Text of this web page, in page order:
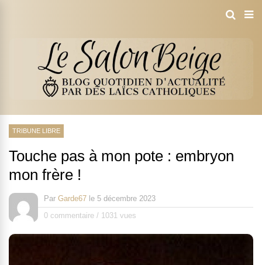
TRIBUNE LIBRE
Touche pas à mon pote : embryon
mon frère !
Par Garde67 le 5 décembre 2023
0 commentaire / 1031 vues